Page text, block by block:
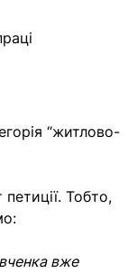
“житлово-
Тобто,
вже